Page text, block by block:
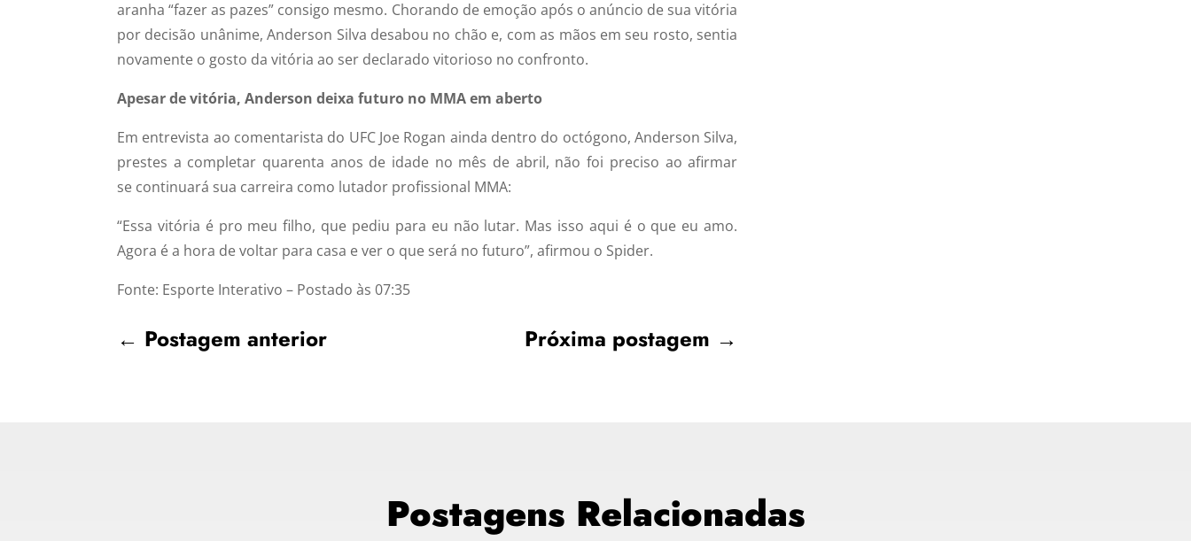
aranha “fazer as pazes” consigo mesmo. Chorando de emoção após o anúncio de sua vitória
por decisão unânime, Anderson Silva desabou no chão e, com as mãos em seu rosto, sentia
novamente o gosto da vitória ao ser declarado vitorioso no confronto.
Apesar de vitória, Anderson deixa futuro no MMA em aberto
Em entrevista ao comentarista do UFC Joe Rogan ainda dentro do octógono, Anderson Silva,
prestes a completar quarenta anos de idade no mês de abril, não foi preciso ao afirmar
se continuará sua carreira como lutador profissional MMA:
“Essa vitória é pro meu filho, que pediu para eu não lutar. Mas isso aqui é o que eu amo.
Agora é a hora de voltar para casa e ver o que será no futuro”, afirmou o Spider.
Fonte: Esporte Interativo – Postado às 07:35
← Postagem anterior Próxima postagem →
Postagens Relacionadas